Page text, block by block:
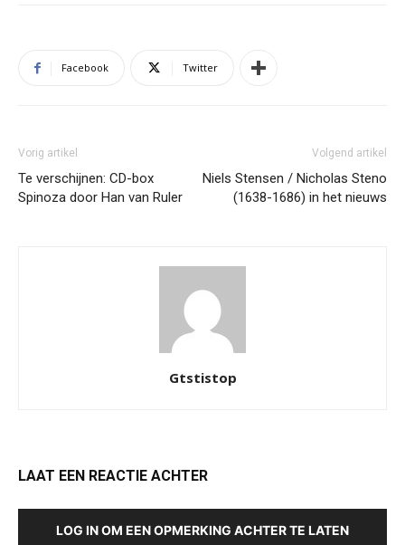
Facebook Twitter
Vorig artikel
Te verschijnen: CD-box
Spinoza door Han van Ruler
Volgend artikel
Niels Stensen / Nicholas Steno
(1638-1686) in het nieuws
Gtstistop
LAAT EEN REACTIE ACHTER
LOG IN OM EEN OPMERKING ACHTER TE LATEN